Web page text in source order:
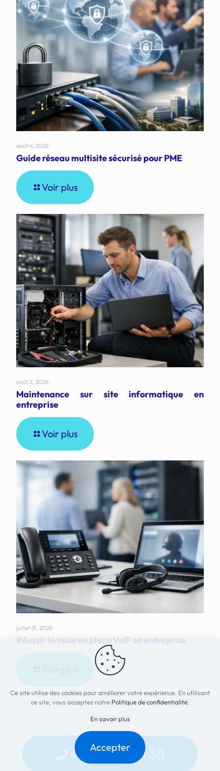
août 4, 2026
Guide réseau multisite sécurisé pour PME
Voir plus
août 2, 2026
Maintenance sur site informatique en
entreprise
Voir plus
juillet 31, 2026
Réussir la mise en place VoIP en entreprise
+32 81 28 01 38
Ce site utilise des cookies pour améliorer votre expérience. En utilisant
ce site, vous acceptez notre Politique de confidentialité.
En savoir plus
Accepter